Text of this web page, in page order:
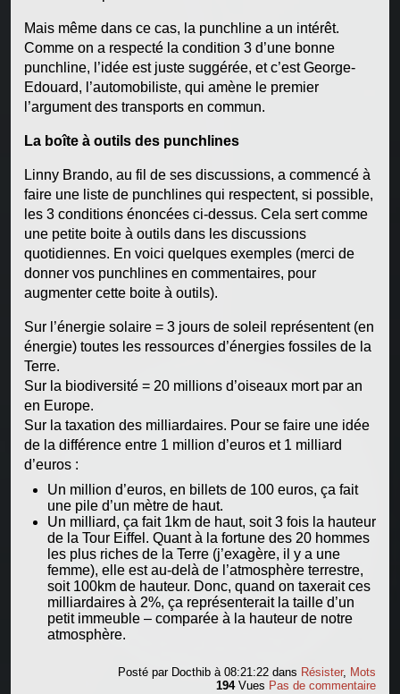
Mais même dans ce cas, la punchline a un intérêt.
Comme on a respecté la condition 3 d’une bonne
punchline, l’idée est juste suggérée, et c’est George-
Edouard, l’automobiliste, qui amène le premier
l’argument des transports en commun.
La boîte à outils des punchlines
Linny Brando, au fil de ses discussions, a commencé à
faire une liste de punchlines qui respectent, si possible,
les 3 conditions énoncées ci-dessus. Cela sert comme
une petite boite à outils dans les discussions
quotidiennes. En voici quelques exemples (merci de
donner vos punchlines en commentaires, pour
augmenter cette boite à outils).
Sur l’énergie solaire = 3 jours de soleil représentent (en
énergie) toutes les ressources d’énergies fossiles de la
Terre.
Sur la biodiversité = 20 millions d’oiseaux mort par an
en Europe.
Sur la taxation des milliardaires. Pour se faire une idée
de la différence entre 1 million d’euros et 1 milliard
d’euros :
Un million d’euros, en billets de 100 euros, ça fait
une pile d’un mètre de haut.
Un milliard, ça fait 1km de haut, soit 3 fois la hauteur
de la Tour Eiffel. Quant à la fortune des 20 hommes
les plus riches de la Terre (j’exagère, il y a une
femme), elle est au-delà de l’atmosphère terrestre,
soit 100km de hauteur. Donc, quand on taxerait ces
milliardaires à 2%, ça représenterait la taille d’un
petit immeuble – comparée à la hauteur de notre
atmosphère.
Posté par Docthib à 08:21:22dans Résister, Mots
194Vues Pas de commentaire